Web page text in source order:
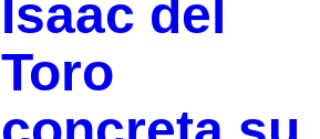
Isaac del
Toro